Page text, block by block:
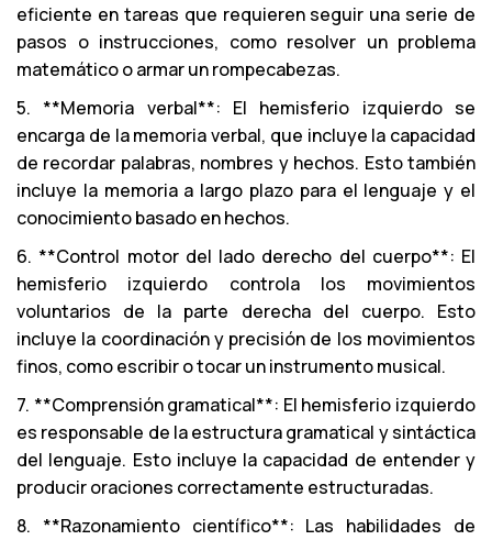
eficiente en tareas que requieren seguir una serie de
pasos o instrucciones, como resolver un problema
matemático o armar un rompecabezas.
5. **Memoria verbal**: El hemisferio izquierdo se
encarga de la memoria verbal, que incluye la capacidad
de recordar palabras, nombres y hechos. Esto también
incluye la memoria a largo plazo para el lenguaje y el
conocimiento basado en hechos.
6. **Control motor del lado derecho del cuerpo**: El
hemisferio izquierdo controla los movimientos
voluntarios de la parte derecha del cuerpo. Esto
incluye la coordinación y precisión de los movimientos
finos, como escribir o tocar un instrumento musical.
7. **Comprensión gramatical**: El hemisferio izquierdo
es responsable de la estructura gramatical y sintáctica
del lenguaje. Esto incluye la capacidad de entender y
producir oraciones correctamente estructuradas.
8. **Razonamiento científico**: Las habilidades de